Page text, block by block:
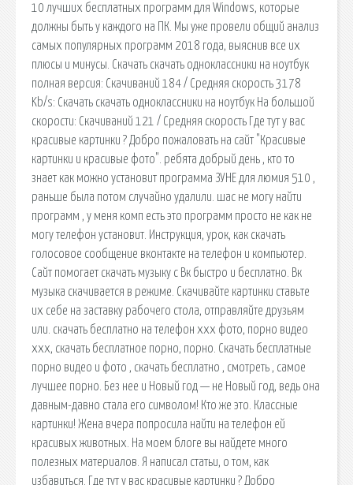
10 лучших бесплатных программ для Windows, которые
должны быть у каждого на ПК. Мы уже провели общий анализ
самых популярных программ 2018 года, выяснив все их
плюсы и минусы. Скачать скачать одноклассники на ноутбук
полная версия: Скачиваний 184 / Средняя скорость 3178
Kb/s: Скачать скачать одноклассники на ноутбук На большой
скорости: Скачиваний 121 / Средняя скорость Где тут у вас
красивые картинки ? Добро пожаловать на сайт "Красивые
картинки и красивые фото". ребята добрый день , кто то
знает как можно установит программа ЗУНЕ для люмия 510 ,
раньше была потом случайно удалили. шас не могу найти
программ , у меня комп есть это программ просто не как не
могу телефон установит. Инструкция, урок, как скачать
голосовое сообщение вконтакте на телефон и компьютер.
Сайт помогает скачать музыку с Вк быстро и бесплатно. Вк
музыка скачивается в режиме. Скачивайте картинки ставьте
их себе на заставку рабочего стола, отправляйте друзьям
или. скачать бесплатно на телефон xxx фото, порно видео
ххх, скачать бесплатное порно, порно. Скачать бесплатные
порно видео и фото , скачать бесплатно , смотреть , самое
лучшее порно. Без нее и Новый год — не Новый год, ведь она
давным-давно стала его символом! Кто же это. Классные
картинки! Жена вчера попросила найти на телефон ей
красивых животных. На моем блоге вы найдете много
полезных материалов. Я написал статьи, о том, как
избавиться. Где тут у вас красивые картинки ? Добро